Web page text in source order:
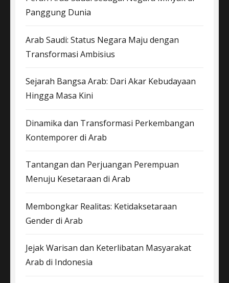
Panggung Dunia
Arab Saudi: Status Negara Maju dengan
Transformasi Ambisius
Sejarah Bangsa Arab: Dari Akar Kebudayaan
Hingga Masa Kini
Dinamika dan Transformasi Perkembangan
Kontemporer di Arab
Tantangan dan Perjuangan Perempuan
Menuju Kesetaraan di Arab
Membongkar Realitas: Ketidaksetaraan
Gender di Arab
Jejak Warisan dan Keterlibatan Masyarakat
Arab di Indonesia